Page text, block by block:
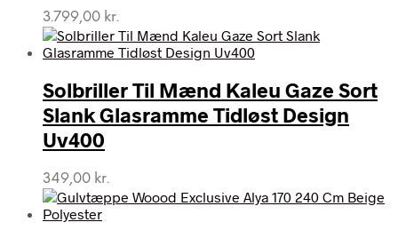
3.799,00 kr.
Solbriller Til Mænd Kaleu Gaze Sort
Slank Glasramme Tidløst Design
Uv400
349,00 kr.